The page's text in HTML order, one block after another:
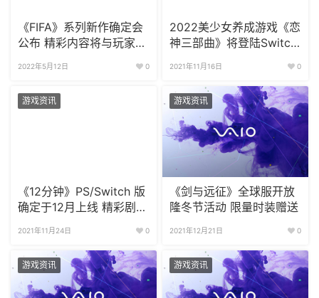
《FIFA》系列新作确定会
公布 精彩内容将与玩家见
2022年5月12日 0
2022美少女养成游戏《恋
神三部曲》将登陆Switch
2021年11月16日 0
游戏资讯
《12分钟》PS/Switch 版
确定于12月上线 精彩剧情
2021年11月24日 0
游戏资讯
《剑与远征》全球服开放
隆冬节活动 限量时装赠送
2021年12月21日 0
游戏资讯 游戏资讯